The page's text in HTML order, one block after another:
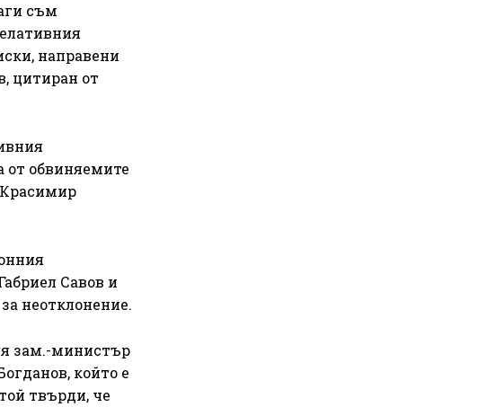
съм
направени
цитиран от
от обвиняемите
Красимир
Савов и
неотклонение.
зам.-министър
който е
твърди, че